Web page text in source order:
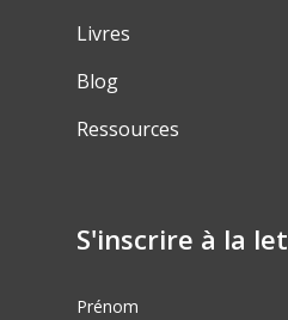
Livres
Blog
Ressources
S'inscrire à la
Prénom